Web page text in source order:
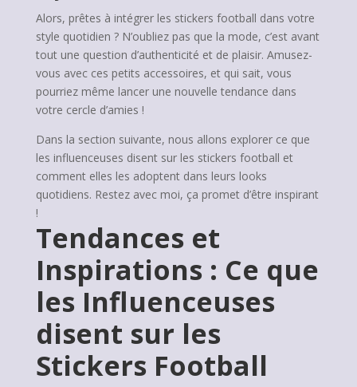
Alors, prêtes à intégrer les stickers football dans votre
style quotidien ? N’oubliez pas que la mode, c’est avant
tout une question d’authenticité et de plaisir. Amusez-
vous avec ces petits accessoires, et qui sait, vous
pourriez même lancer une nouvelle tendance dans
votre cercle d’amies !
Dans la section suivante, nous allons explorer ce que
les influenceuses disent sur les stickers football et
comment elles les adoptent dans leurs looks
quotidiens. Restez avec moi, ça promet d’être inspirant
!
Tendances et
Inspirations : Ce que
les Influenceuses
disent sur les
Stickers Football